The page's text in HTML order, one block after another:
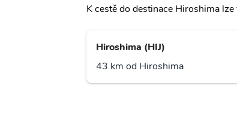
K cestě do destinace Hiroshima
Hiroshima (HIJ)
43 km od Hiroshima